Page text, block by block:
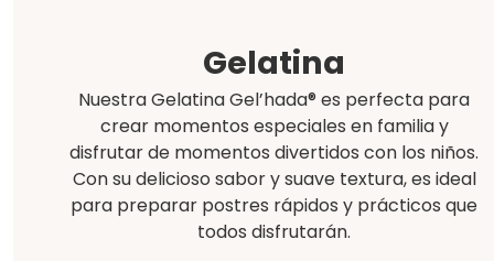
Gelatina
Nuestra Gelatina Gel’hada® es perfecta para
crear momentos especiales en familia y
disfrutar de momentos divertidos con los niños.
Con su delicioso sabor y suave textura, es ideal
para preparar postres rápidos y prácticos que
todos disfrutarán.